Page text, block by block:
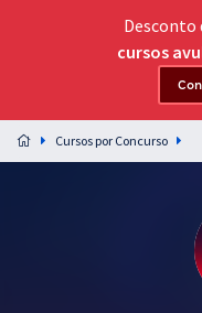
Acesso ilimitado a toda
Preparação completa e
residências em saúde do Brasil
Desconto
cursos
Cursos por Concurso